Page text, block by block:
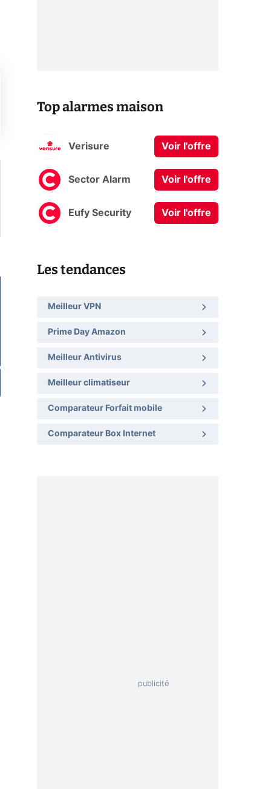
Top alarmes maison
Verisure Voir l'offre
Sector Alarm Voir l'offre
Eufy Security Voir l'offre
Les tendances
Meilleur VPN
Prime Day Amazon
Meilleur Antivirus
Meilleur climatiseur
Comparateur Forfait mobile
Comparateur Box Internet